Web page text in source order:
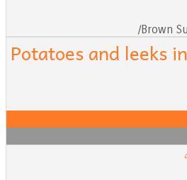
Brown
Potatoes and